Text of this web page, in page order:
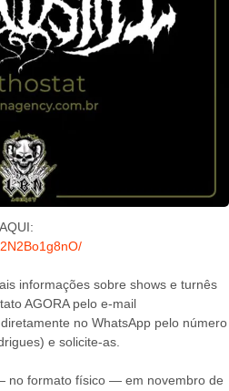
informações sobre shows e turnês
AGORA pelo e-mail
no WhatsApp pelo número
e solicite-as.
no formato físico — em novembro de